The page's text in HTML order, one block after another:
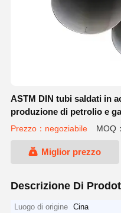
ASTM DIN tubi saldati in
produzione di petrolio e
Prezzo：negoziabile MOQ
Miglior prezzo
Descrizione Di
Luogo di origine
Cina